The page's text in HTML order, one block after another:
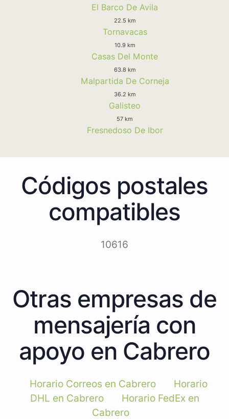
El Barco De Avila
22.5 km
Tornavacas
10.9 km
Casas Del Monte
63.8 km
Malpartida De Corneja
36.2 km
Galisteo
57 km
Fresnedoso De Ibor
Códigos postales
compatibles
10616
Otras empresas de
mensajería con
apoyo en Cabrero
Horario Correos en Cabrero
Horario
DHL en Cabrero
Horario FedEx en
Cabrero